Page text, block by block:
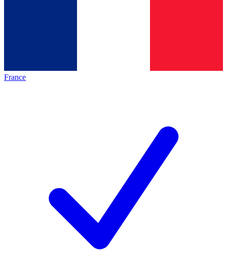
France